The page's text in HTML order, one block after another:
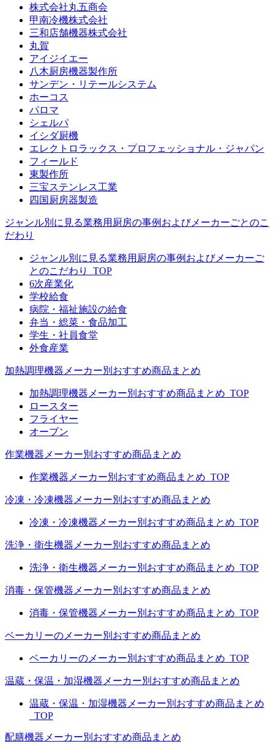
株式会社丸五商会
甲南冷機株式会社
三和店舗機器株式会社
丸賀
アイジイエー
八木厨房機器製作所
サンデン・リテールシステム
ホーコス
パロマ
シェルパ
イシダ厨機
エレクトロラックス・プロフェッショナル・ジャパン
フィールド
東製作所
三宝ステンレス工業
四国厨房器製造
ジャンル別に見る業務用厨房の事例およびメーカーごとのこ
だわり
ジャンル別に見る業務用厨房の事例およびメーカーご
とのこだわり_TOP
6次産業化
学校給食
病院・福祉施設の給食
弁当・総菜・食品加工
学生・社員食堂
外食産業
加熱調理機器メーカー別おすすめ商品まとめ
加熱調理機器メーカー別おすすめ商品まとめ_TOP
ロースター
フライヤー
オーブン
作業機器メーカー別おすすめ商品まとめ
作業機器メーカー別おすすめ商品まとめ_TOP
冷凍・冷凍機器メーカー別おすすめ商品まとめ
冷凍・冷凍機器メーカー別おすすめ商品まとめ_TOP
洗浄・衛生機器メーカー別おすすめ商品まとめ
洗浄・衛生機器メーカー別おすすめ商品まとめ_TOP
消毒・保管機器メーカー別おすすめ商品まとめ
消毒・保管機器メーカー別おすすめ商品まとめ_TOP
ベーカリーのメーカー別おすすめ商品まとめ
ベーカリーのメーカー別おすすめ商品まとめ_TOP
温蔵・保温・加湿機器メーカー別おすすめ商品まとめ
温蔵・保温・加湿機器メーカー別おすすめ商品まとめ
_TOP
配膳機器メーカー別おすすめ商品まとめ